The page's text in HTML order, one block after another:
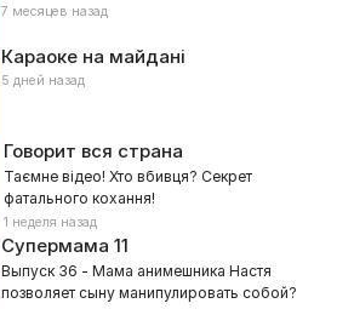
7 месяцев назад
Караоке на майдані
5 дней назад
Говорит вся страна
Таємне відео! Хто вбивця? Секрет
фатального кохання!
1 неделя назад
Супермама 11
Выпуск 36 - Мама анимешника Настя
позволяет сыну манипулировать собой?